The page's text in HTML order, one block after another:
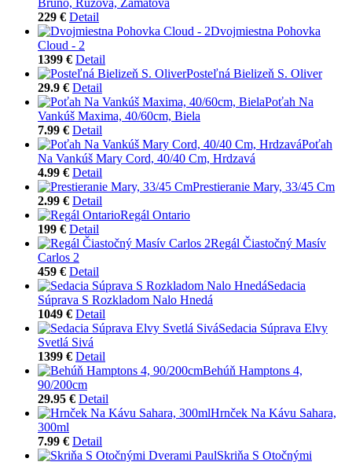
229 € Detail
Dvojmiestna Pohovka
Cloud - 2
1399 € Detail
Posteľná Bielizeň S. Oliver
29.9 € Detail
Poťah Na
Vankúš Maxima, 40/60cm, Biela
7.99 € Detail
Poťah
Na Vankúš Mary Cord, 40/40 Cm, Hrdzavá
4.99 € Detail
Prestieranie Mary, 33/45 Cm
2.99 € Detail
Regál Ontario
199 € Detail
Regál Čiastočný Masív
Carlos 2
459 € Detail
Sedacia
Súprava S Rozkladom Nalo Hnedá
1049 € Detail
Sedacia Súprava Elvy
Svetlá Sivá
1399 € Detail
Behúň Hamptons 4,
90/200cm
29.95 € Detail
Hrnček Na Kávu Sahara,
300ml
7.99 € Detail
Skriňa S Otočnými